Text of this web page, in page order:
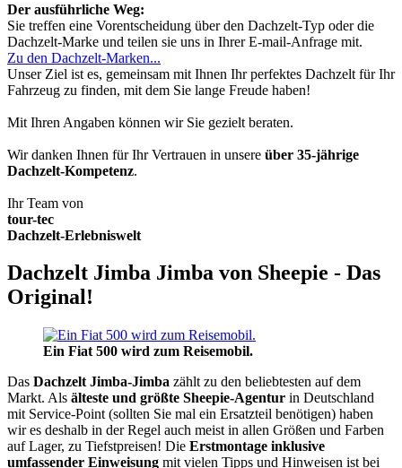
Der ausführliche Weg:
Sie treffen eine Vorentscheidung über den Dachzelt-Typ oder die
Dachzelt-Marke und teilen sie uns in Ihrer E-mail-Anfrage mit.
Zu den Dachzelt-Marken...
Unser Ziel ist es, gemeinsam mit Ihnen Ihr perfektes Dachzelt für Ihr
Fahrzeug zu finden, mit dem Sie lange Freude haben!
Mit Ihren Angaben können wir Sie gezielt beraten.
Wir danken Ihnen für Ihr Vertrauen in unsere über 35-jährige
Dachzelt-Kompetenz.
Ihr Team von
tour-tec
Dachzelt-Erlebniswelt
Dachzelt Jimba Jimba von Sheepie - Das
Original!
Ein Fiat 500 wird zum Reisemobil.
Das Dachzelt Jimba-Jimba zählt zu den beliebtesten auf dem
Markt. Als älteste und größte Sheepie-Agentur in Deutschland
mit Service-Point (sollten Sie mal ein Ersatzteil benötigen) haben
wir es deshalb in der Regel auch meist in allen Größen und Farben
auf Lager, zu Tiefstpreisen! Die Erstmontage inklusive
umfassender Einweisung mit vielen Tipps und Hinweisen ist bei